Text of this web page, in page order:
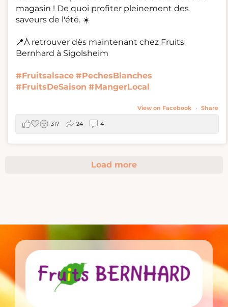
magasin ! De quoi profiter pleinement des
saveurs de l'été. ☀️
📍À retrouver dès maintenant chez Fruits
Bernhard à Sigolsheim
#Fruitsalsace #PechesBlanches
#FruitsDeSaison #MangerLocal
View on Facebook · Share
317 24 4
Load more